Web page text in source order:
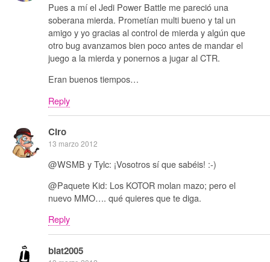
Pues a mí el Jedi Power Battle me pareció una
soberana mierda. Prometían multi bueno y tal un
amigo y yo gracias al control de mierda y algún que
otro bug avanzamos bien poco antes de mandar el
juego a la mierda y ponernos a jugar al CTR.
Eran buenos tiempos…
Reply
Ciro
13 marzo 2012
@WSMB y Tylc: ¡Vosotros sí que sabéis! :-)
@Paquete Kid: Los KOTOR molan mazo; pero el
nuevo MMO…. qué quieres que te diga.
Reply
blat2005